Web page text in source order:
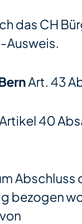
das CH
Ausweis.
Art. 43
40
Abschluss
bezogen